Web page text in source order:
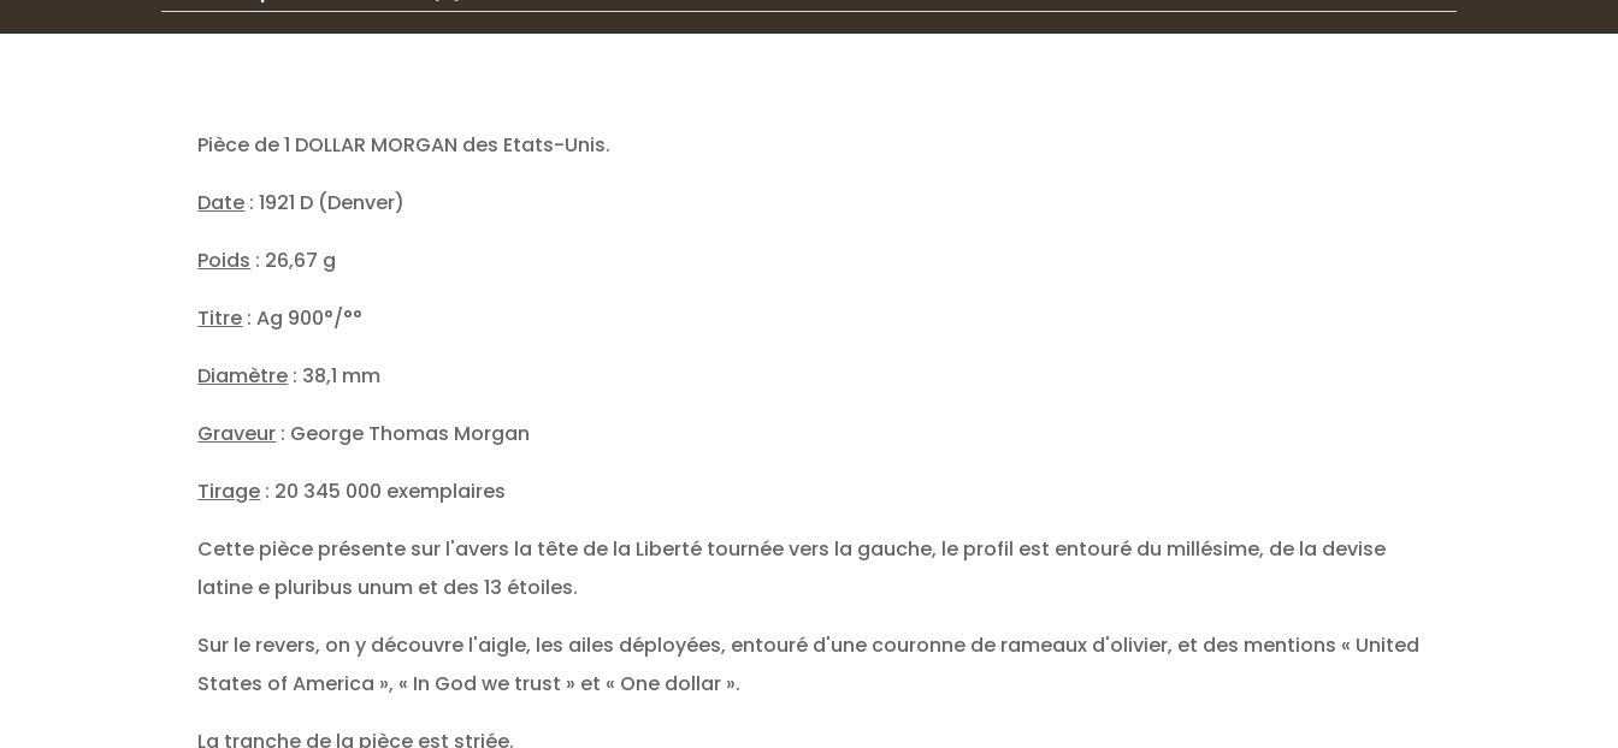
Pièce de 1 DOLLAR MORGAN des Etats-Unis.
Date : 1921 D (Denver)
Poids : 26,67 g
Titre : Ag 900°/°°
Diamètre : 38,1 mm
Graveur : George Thomas Morgan
Tirage : 20 345 000 exemplaires
Cette pièce présente sur l'avers la tête de la Liberté tournée vers la gauche, le profil est entouré du millésime, de la devise
latine e pluribus unum et des 13 étoiles.
Sur le revers, on y découvre l'aigle, les ailes déployées, entouré d'une couronne de rameaux d'olivier, et des mentions « United
States of America », « In God we trust » et « One dollar ».
La tranche de la pièce est striée.